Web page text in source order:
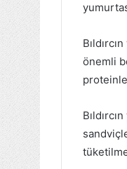
önemli